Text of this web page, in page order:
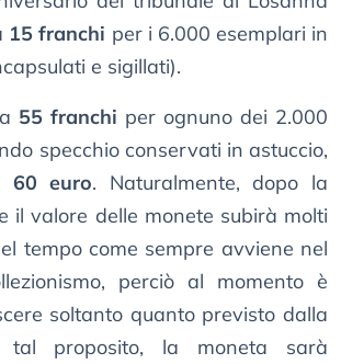
15 franchi per i 6.000 esemplari in
e sigillati).
55 franchi per ognuno dei 2.000
specchio conservati in astuccio,
60 euro. Naturalmente, dopo la
il valore delle monete subirà molti
tempo come sempre avviene nel
perciò al momento è
soltanto quanto previsto dalla
tal proposito, la moneta sarà